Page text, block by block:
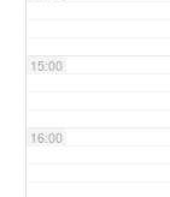
15:00
16:00